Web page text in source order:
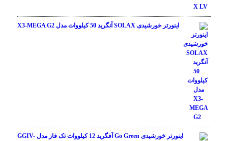
اینورتر خورشیدی SOLAX آنگرید 50 کیلووات مدل X3-MEGA G2
اینورتر خورشیدی Go Green آفگرید 12 کیلووات تک فاز مدل GGIV-